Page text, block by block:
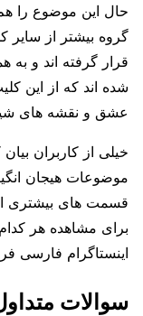
حال این موضوع را
گروه بیشتر از سایر
قرار گرفته اند و به
شده اند که از این
عشق و نقشه های
خیلی از کاربران
موضوعات هیجان
قسمت های بیشتری
برای مشاهده هر
اینستاگرام فارسی
سوالات